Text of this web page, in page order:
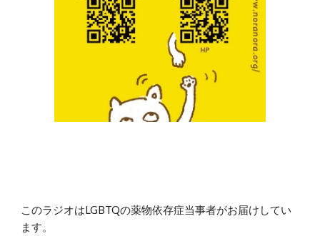
このラジオはLGBTQの薬物依存症当事者がお届けしてい
ます。